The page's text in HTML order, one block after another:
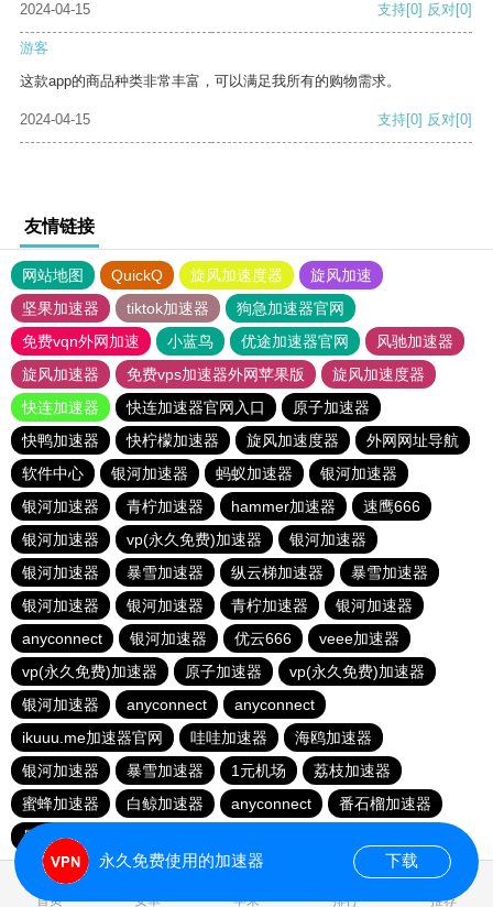
2024-04-15
支持[0] 反对[0]
游客
这款app的商品种类非常丰富，可以满足我所有的购物需求。
2024-04-15 支持[0] 反对[0]
友情链接
网站地图 QuickQ 旋风加速度器
旋风加速
坚果加速器
tiktok加速器
狗急加速器官网
免费vqn外网加速
小蓝鸟 优途加速器官网
风驰加速器
旋风加速器
免费vps加速器外网苹果版
旋风加速度器
快连加速器
快连加速器官网入口
原子加速器
快鸭加速器
快柠檬加速器 旋风加速度器
外网网址导航
软件中心
银河加速器 蚂蚁加速器
银河加速器
银河加速器
青柠加速器 hammer加速器
速鹰666
银河加速器
vp(永久免费)加速器
银河加速器
银河加速器
暴雪加速器 纵云梯加速器
暴雪加速器
银河加速器
银河加速器 青柠加速器
银河加速器
anyconnect
银河加速器 优云666
veee加速器
vp(永久免费)加速器
原子加速器
vp(永久免费)加速器
银河加速器
anyconnect
anyconnect
ikuuu.me加速器官网
哇哇加速器
海鸥加速器
银河加速器
暴雪加速器 1元机场
荔枝加速器
蜜蜂加速器
白鲸加速器 anyconnect
番石榴加速器
暴雪加速器
首页 安卓 苹果 排行 推荐
永久免费使用的加速器 下载
0.042902s